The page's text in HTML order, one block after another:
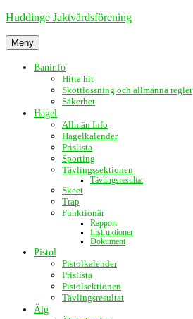
Hoppa
innehåll
Huddinge Jaktvårdsförening
Meny
Baninfo
Hitta hit
Skottlossning och allmänna regler
Säkerhet
Hagel
Allmän Info
Hagelkalender
Prislista
Sporting
Tävlingssektionen
Tävlingsresultat
Skeet
Trap
Funktionär
Rapport
Instruktioner
Dokument
Pistol
Pistolkalender
Prislista
Pistolsektionen
Tävlingsresultat
Älg